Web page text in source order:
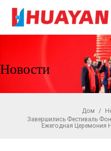
Новости
Дом /
Завершились Фестиваль
Ежегодная Церемония